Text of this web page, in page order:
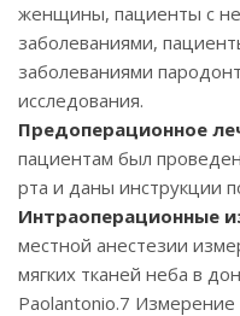
женщины, пациенты с
заболеваниями,
заболеваниями
исследования.
Предоперационное
пациентам был
рта и даны инструкции
Интраоперационные
местной анестезии
мягких тканей неба в
Paolantonio.7 Измерение